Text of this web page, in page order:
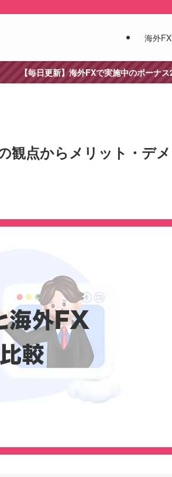
海外
【毎日更新】海外FXで実施中のボーナ
観点からメリット・デ